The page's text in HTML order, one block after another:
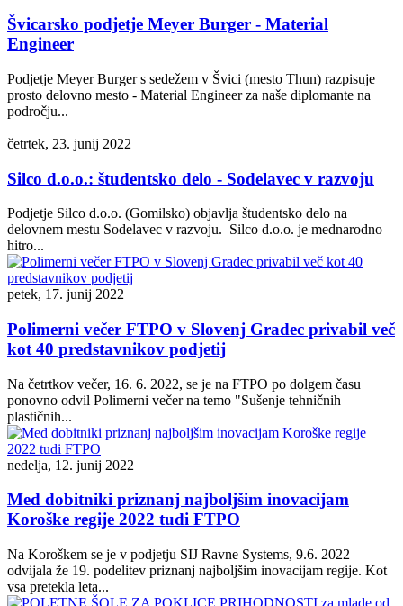
Švicarsko podjetje Meyer Burger - Material
Engineer
Podjetje Meyer Burger s sedežem v Švici (mesto Thun) razpisuje
prosto delovno mesto - Material Engineer za naše diplomante na
področju...
četrtek, 23. junij 2022
Silco d.o.o.: študentsko delo - Sodelavec v razvoju
Podjetje Silco d.o.o. (Gomilsko) objavlja študentsko delo na
delovnem mestu Sodelavec v razvoju. Silco d.o.o. je mednarodno
hitro...
petek, 17. junij 2022
Polimerni večer FTPO v Slovenj Gradec privabil več
kot 40 predstavnikov podjetij
Na četrtkov večer, 16. 6. 2022, se je na FTPO po dolgem času
ponovno odvil Polimerni večer na temo "Sušenje tehničnih
plastičnih...
nedelja, 12. junij 2022
Med dobitniki priznanj najboljšim inovacijam
Koroške regije 2022 tudi FTPO
Na Koroškem se je v podjetju SIJ Ravne Systems, 9.6. 2022
odvijala že 19. podelitev priznanj najboljšim inovacijam regije. Kot
vsa pretekla leta...